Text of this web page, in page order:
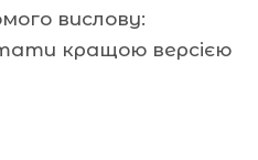
вислову:
кращою версією